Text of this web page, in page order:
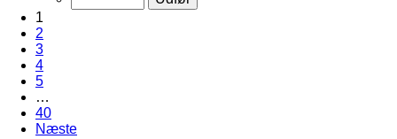
1
2
3
4
5
…
40
Næste